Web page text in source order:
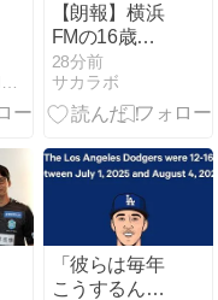
RED HOT STADIUM by pridegreen
【朗報】横浜
FMの16歳超
逸材が開幕Jデ
ビュー戦で魅
せた“衝撃プレ
ｗｗｗｗｗｗ
28分前
サカラボ
「彼らは毎年
こうするん